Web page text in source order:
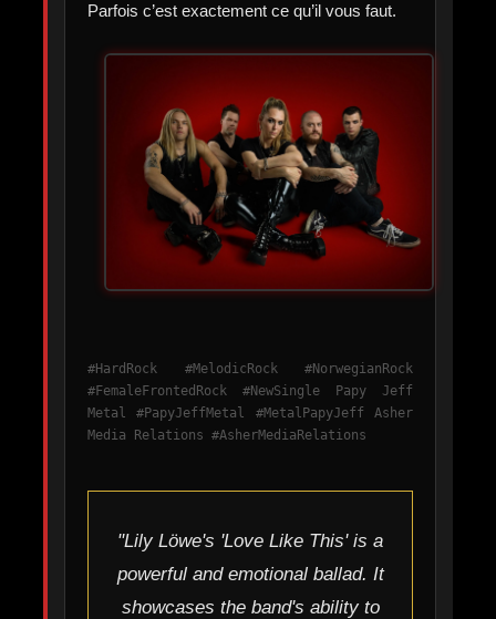
Parfois c’est exactement ce qu’il vous faut.
#HardRock #MelodicRock #NorwegianRock
#FemaleFrontedRock #NewSingle Papy Jeff
Metal #PapyJeffMetal #MetalPapyJeff Asher
Media Relations #AsherMediaRelations
"Lily Löwe's 'Love Like This' is a
powerful and emotional ballad. It
showcases the band's ability to